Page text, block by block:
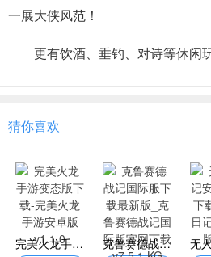
一展大侠风范！
更有饮酒、垂钓、对诗等休闲
猜你喜欢
完美火龙手游变态版下载-完美火龙手游安卓版v1.1.0
克鲁赛德战记国际服下载最新版_克鲁赛德战记国际版官网下载v7.5.1.KG